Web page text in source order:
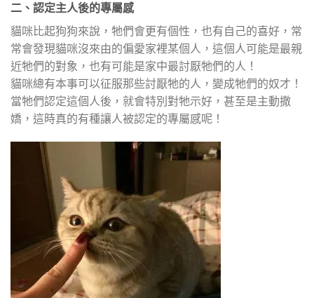
二、 認定主人後的專屬感
貓咪比起狗狗來說，牠們會更有個性，也有自己的喜好，常
常會發現貓咪沒來由的偏愛家裡某個人，這個人可能是最親
近牠們的對象，也有可能是家中最討厭牠們的人！
貓咪總有本事可以征服那些討厭牠的人，變成牠們的奴才！
當牠們認定這個人後，就會特別對牠示好，甚至是主動撒
嬌，這時真的有種讓人被認定的專屬感呢！